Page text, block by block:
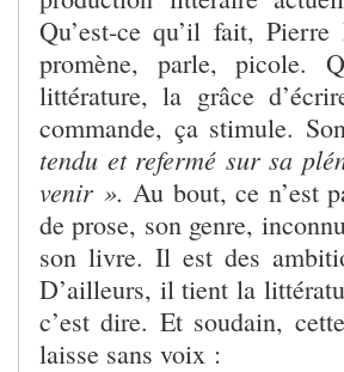
Qu’est-ce qu’il fait,
promène, parle, picole.
littérature, la grâce
commande, ça stimule.
tendu et refermé sur sa
venir ». Au bout, ce n’est
de prose, son genre,
son livre. Il est des
D’ailleurs, il tient la
c’est dire. Et soudain,
laisse sans voix :